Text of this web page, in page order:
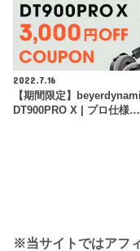
2022.7.16
【期間限定】
DT900PRO X | プロ仕様…
※当サイトではアフ